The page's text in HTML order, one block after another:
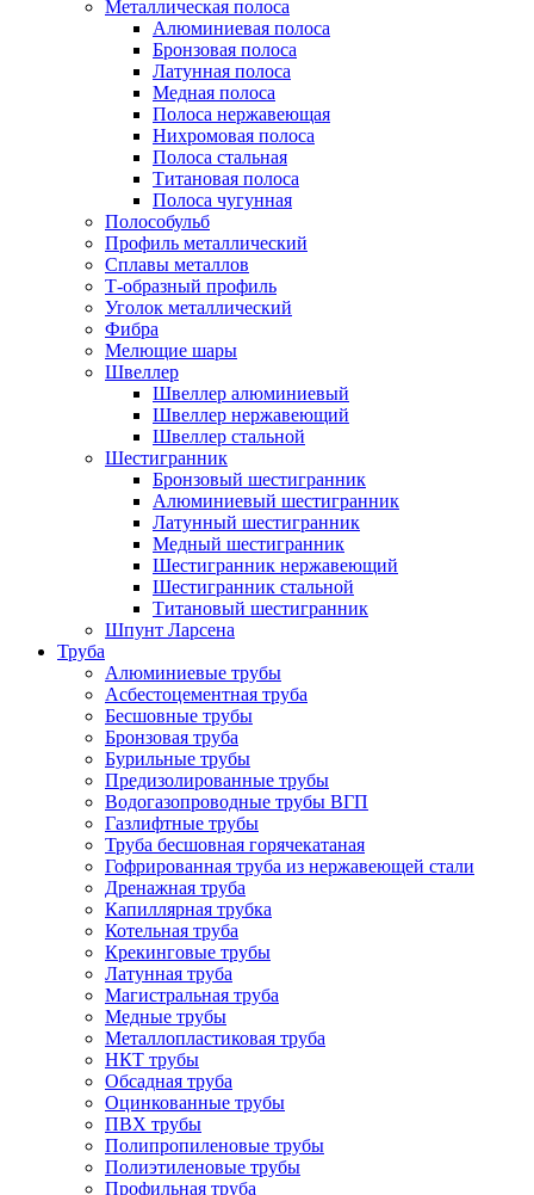
Металлическая полоса
Алюминиевая полоса
Бронзовая полоса
Латунная полоса
Медная полоса
Полоса нержавеющая
Нихромовая полоса
Полоса стальная
Титановая полоса
Полоса чугунная
Полособульб
Профиль металлический
Сплавы металлов
Т-образный профиль
Уголок металлический
Фибра
Мелющие шары
Швеллер
Швеллер алюминиевый
Швеллер нержавеющий
Швеллер стальной
Шестигранник
Бронзовый шестигранник
Алюминиевый шестигранник
Латунный шестигранник
Медный шестигранник
Шестигранник нержавеющий
Шестигранник стальной
Титановый шестигранник
Шпунт Ларсена
Труба
Алюминиевые трубы
Асбестоцементная труба
Бесшовные трубы
Бронзовая труба
Бурильные трубы
Предизолированные трубы
Водогазопроводные трубы ВГП
Газлифтные трубы
Труба бесшовная горячекатаная
Гофрированная труба из нержавеющей стали
Дренажная труба
Капиллярная трубка
Котельная труба
Крекинговые трубы
Латунная труба
Магистральная труба
Медные трубы
Металлопластиковая труба
НКТ трубы
Обсадная труба
Оцинкованные трубы
ПВХ трубы
Полипропиленовые трубы
Полиэтиленовые трубы
Профильная труба